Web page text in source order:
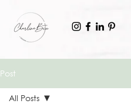
Post
All Posts